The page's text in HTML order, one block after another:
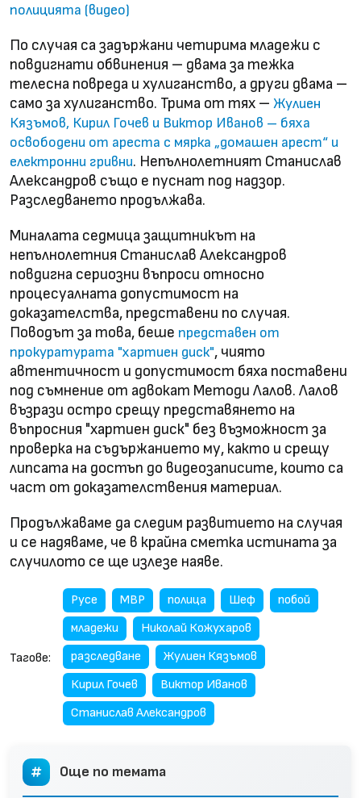
полицията (видео)
По случая са задържани четирима младежи с
повдигнати обвинения – двама за тежка
телесна повреда и хулиганство, а други двама –
само за хулиганство. Трима от тях – Жулиен
Кязъмов, Кирил Гочев и Виктор Иванов – бяха
освободени от ареста с мярка „домашен арест“ и
електронни гривни. Непълнолетният Станислав
Александров също е пуснат под надзор.
Разследването продължава.
Миналата седмица защитникът на
непълнолетния Станислав Александров
повдигна сериозни въпроси относно
процесуалната допустимост на
доказателства, представени по случая.
Поводът за това, беше представен от
прокуратурата "хартиен диск", чиято
автентичност и допустимост бяха поставени
под съмнение от адвокат Методи Лалов. Лалов
възрази остро срещу представянето на
въпросния "хартиен диск" без възможност за
проверка на съдържанието му, както и срещу
липсата на достъп до видеозаписите, които са
част от доказателствения материал.
Продължаваме да следим развитието на случая
и се надяваме, че в крайна сметка истината за
случилото се ще излезе наяве.
Тагове:
Русе МВР полица Шеф
побой
младежи
Николай Кожухаров
разследване
Жулиен Кязъмов
Кирил Гочев
Виктор Иванов
Станислав Александров
Още по темата